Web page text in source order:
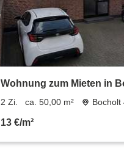
Wohnung zum Mieten in
2 Zi. ca. 50,00 m² Bocholt
13 €/m²